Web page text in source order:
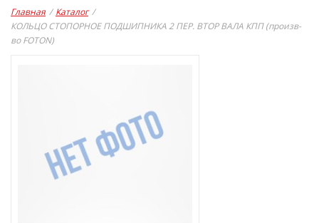
Главная / Каталог /
КОЛЬЦО СТОПОРНОЕ ПОДШИПНИКА 2 ПЕР. ВТОР ВАЛА КПП (произв-
во FOTON)